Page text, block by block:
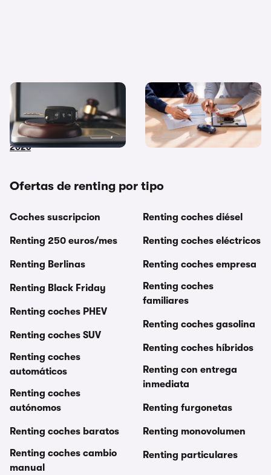
Coches de subasta pública:
dónde y cómo comprar
coches embargados en
2026
Diferencias entre
financiación y renting ¿Cuál
me interesa más?
Ofertas de renting por tipo
Coches suscripcion
Renting 250 euros/mes
Renting Berlinas
Renting Black Friday
Renting coches PHEV
Renting coches SUV
Renting coches
automáticos
Renting coches
autónomos
Renting coches baratos
Renting coches cambio
manual
Renting coches diésel
Renting coches eléctricos
Renting coches empresa
Renting coches
familiares
Renting coches gasolina
Renting coches híbridos
Renting con entrega
inmediata
Renting furgonetas
Renting monovolumen
Renting particulares